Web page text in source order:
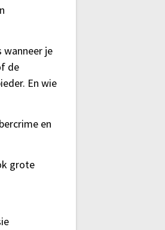
wanneer je
de
En wie
en
grote